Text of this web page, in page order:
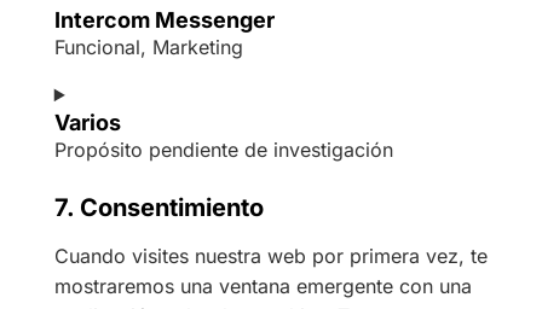
Intercom Messenger
Funcional, Marketing
Varios
Propósito pendiente de investigación
7. Consentimiento
Cuando visites nuestra web por primera vez, te
mostraremos una ventana emergente con una